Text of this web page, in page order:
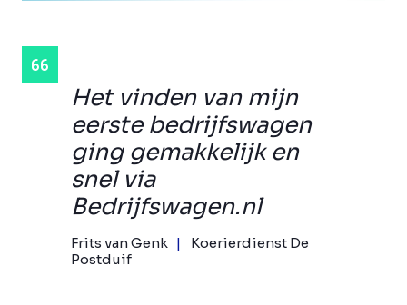
Het vinden van mijn
eerste bedrijfswagen
ging gemakkelijk en
snel via
Bedrijfswagen.nl
Frits van Genk
Koerierdienst De
Postduif